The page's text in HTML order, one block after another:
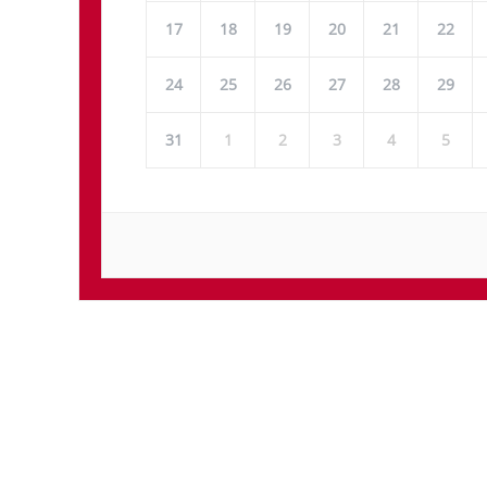
17 18 19 20 21 22
24 25 26 27 28 29
31 1 2 3 4 5